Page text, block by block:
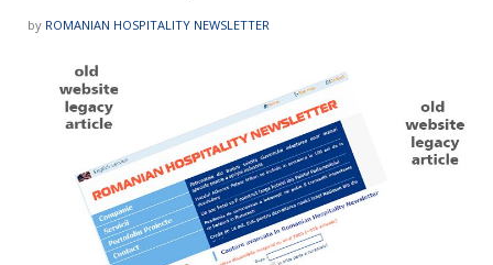
by ROMANIAN HOSPITALITY NEWSLETTER